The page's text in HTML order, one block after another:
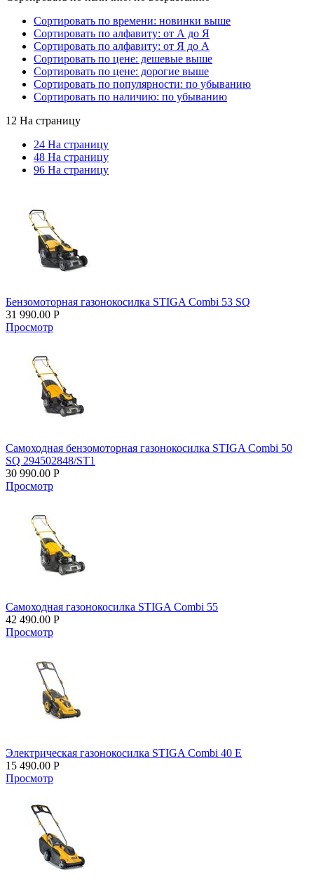
Сортировать по времени: новинки выше
Сортировать по алфавиту: от А до Я
Сортировать по алфавиту: от Я до А
Сортировать по цене: дешевые выше
Сортировать по цене: дорогие выше
Сортировать по популярности: по убыванию
Сортировать по наличию: по убыванию
12 На страницу
24 На страницу
48 На страницу
96 На страницу
Бензомоторная газонокосилка STIGA Combi 53 SQ
31 990.00 Р
Просмотр
Самоходная бензомоторная газонокосилка STIGA Combi 50
SQ 294502848/ST1
30 990.00 Р
Просмотр
Самоходная газонокосилка STIGA Combi 55
42 490.00 Р
Просмотр
Электрическая газонокосилка STIGA Combi 40 E
15 490.00 Р
Просмотр